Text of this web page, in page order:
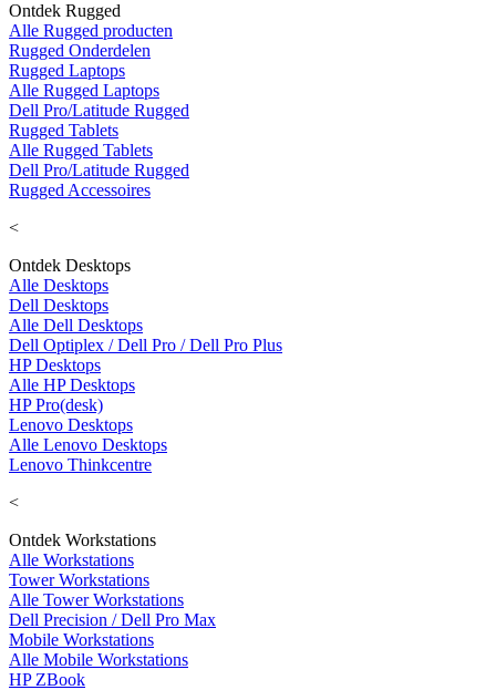
Ontdek Rugged
Alle Rugged producten
Rugged Onderdelen
Rugged Laptops
Alle Rugged Laptops
Dell Pro/Latitude Rugged
Rugged Tablets
Alle Rugged Tablets
Dell Pro/Latitude Rugged
Rugged Accessoires
<
Ontdek Desktops
Alle Desktops
Dell Desktops
Alle Dell Desktops
Dell Optiplex / Dell Pro / Dell Pro Plus
HP Desktops
Alle HP Desktops
HP Pro(desk)
Lenovo Desktops
Alle Lenovo Desktops
Lenovo Thinkcentre
<
Ontdek Workstations
Alle Workstations
Tower Workstations
Alle Tower Workstations
Dell Precision / Dell Pro Max
Mobile Workstations
Alle Mobile Workstations
HP ZBook